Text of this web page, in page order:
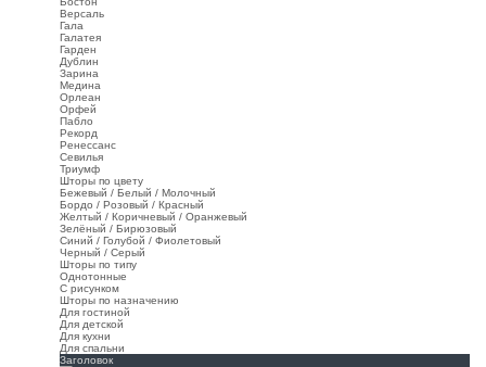
Версаль
Гала
Галатея
Гарден
Дублин
Зарина
Медина
Орлеан
Орфей
Пабло
Рекорд
Ренессанс
Севилья
Триумф
Шторы по цвету
Бежевый / Белый / Молочный
Бордо / Розовый / Красный
Желтый / Коричневый / Оранжевый
Зелёный / Бирюзовый
Синий / Голубой / Фиолетовый
Черный / Серый
Шторы по типу
Однотонные
С рисунком
Шторы по назначению
Для гостиной
Для детской
Для кухни
Для спальни
Заголовок